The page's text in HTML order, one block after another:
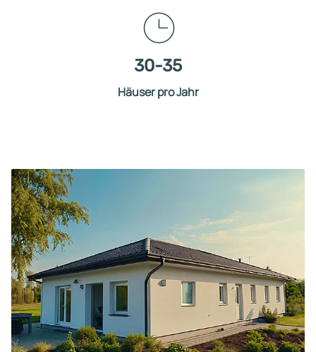
30-35
Häuser pro Jahr